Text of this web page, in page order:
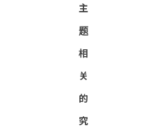
主
题
相
关
的
究